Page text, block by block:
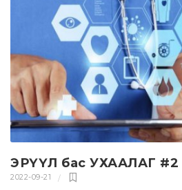
ЭРҮҮЛ бас УХААЛАГ #2
2022-09-21